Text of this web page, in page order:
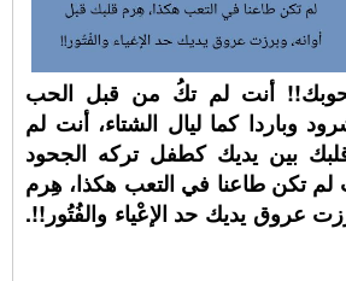
أنت لم تكُ من قبل الحب
وباردا كما ليال الشتاء، أنت لم
بين يديك كطفل تركه الجحود
لم تكن طاعنا في التعب هكذا، هِرم
عروق يديك حد الإعْياء والفُتُور!!.